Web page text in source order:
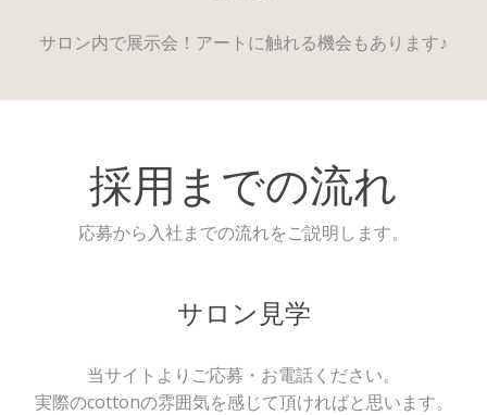
サロン内で展示会！アートに触れる機会もあります♪
採用までの流れ
応募から入社までの流れをご説明します。
サロン見学
当サイトよりご応募・お電話ください。
実際のcottonの雰囲気を感じて頂ければと思います。